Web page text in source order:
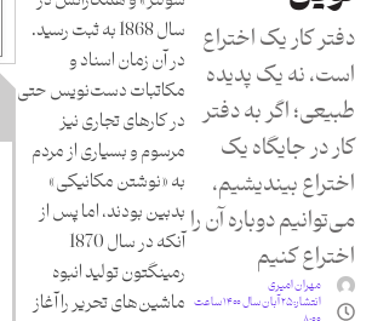
دفتر کار یک اختراع
است، نه یک پدیده
طبیعی؛ اگر به دفتر
کار در جایگاه یک
اختراع بیندیشیم،
می‌توانیم دوباره آن را
اختراع کنیم
مهران امیری
انتشار:
۲۵ آبان سال ۱۴۰۰ ساعت
سال 1868 به ثبت رسید.
در آن زمان اسناد و
مکاتبات دست‌نویس حتی
در کارهای تجاری نیز
مرسوم و بسیاری از مردم
به «نوشتن مکانیکی»
بدبین بودند، اما پس از
آنکه در سال 1870
رمینگتون تولید انبوه
ماشین‌های تحریر را آغاز